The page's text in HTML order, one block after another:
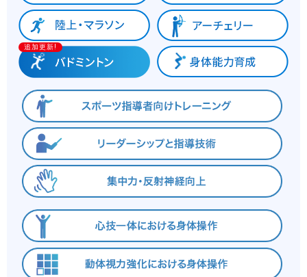
追加更新!